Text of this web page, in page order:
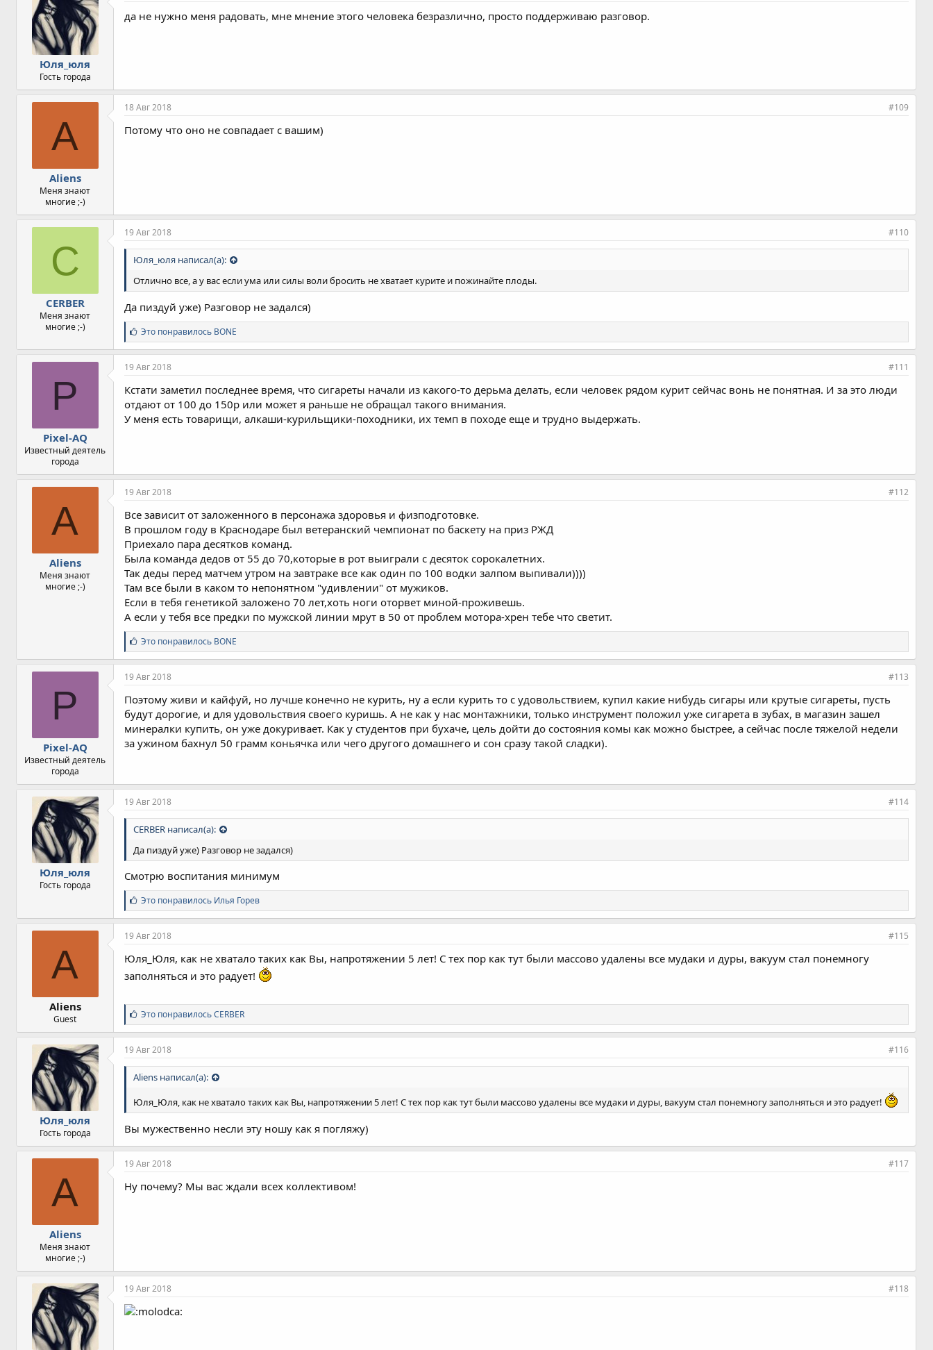
Юля_юля
Гость города
да не нужно меня радовать, мне мнение этого человека безразлично, просто поддерживаю разговор.
A
Aliens
Меня знают
многие ;-)
18 Авг 2018 #109
Потому что оно не совпадает с вашим)
C
CERBER
Меня знают
многие ;-)
19 Авг 2018 #110
Юля_юля написал(а):
Отлично все, а у вас если ума или силы воли бросить не хватает курите и пожинайте плоды.
Да пиздуй уже) Разговор не задался)
С
и
м
п
т
и
и
:
Это понравилось BONE
P
Pixel-AQ
Известный деятель
города
19 Авг 2018 #111
Кстати заметил последнее время, что сигареты начали из какого-то дерьма делать, если человек рядом курит сейчас вонь не понятная. И за это люди
отдают от 100 до 150р или может я раньше не обращал такого внимания.
У меня есть товарищи, алкаши-курильщики-походники, их темп в походе еще и трудно выдержать.
A
Aliens
Меня знают
многие ;-)
19 Авг 2018 #112
Все зависит от заложенного в персонажа здоровья и физподготовке.
В прошлом году в Краснодаре был ветеранский чемпионат по баскету на приз РЖД
Приехало пара десятков команд.
Была команда дедов от 55 до 70,которые в рот выиграли с десяток сорокалетних.
Так деды перед матчем утром на завтраке все как один по 100 водки залпом выпивали))))
Там все были в каком то непонятном "удивлении" от мужиков.
Если в тебя генетикой заложено 70 лет,хоть ноги оторвет миной-проживешь.
А если у тебя все предки по мужской линии мрут в 50 от проблем мотора-хрен тебе что светит.
С
и
м
п
т
и
и
:
Это понравилось BONE
P
Pixel-AQ
Известный деятель
города
19 Авг 2018 #113
Поэтому живи и кайфуй, но лучше конечно не курить, ну а если курить то с удовольствием, купил какие нибудь сигары или крутые сигареты, пусть
будут дорогие, и для удовольствия своего куришь. А не как у нас монтажники, только инструмент положил уже сигарета в зубах, в магазин зашел
минералки купить, он уже докуривает. Как у студентов при бухаче, цель дойти до состояния комы как можно быстрее, а сейчас после тяжелой недели
за ужином бахнул 50 грамм коньячка или чего другого домашнего и сон сразу такой сладки).
Юля_юля
Гость города
19 Авг 2018 #114
CERBER написал(а):
Да пиздуй уже) Разговор не задался)
Смотрю воспитания минимум
С
и
м
п
т
и
и
Это понравилось Илья Горев
A
Aliens
Guest
19 Авг 2018 #115
Юля_Юля, как не хватало таких как Вы, напротяжении 5 лет! С тех пор как тут были массово удалены все мудаки и дуры, вакуум стал понемногу
заполняться и это радует!
С
и
м
п
т
и
:
Это понравилосьCERBER
Юля_юля
Гость города
19 Авг 2018 #116
Aliens написал(а):
Юля_Юля, как не хватало таких как Вы, напротяжении 5 лет! С тех пор как тут были массово удалены все мудаки и дуры, вакуум стал понемногу заполняться и это радует!
Вы мужественно несли эту ношу как я погляжу)
A
Aliens
Меня знают
многие ;-)
19 Авг 2018 #117
Ну почему? Мы вас ждали всех коллективом!
19 Авг 2018 #118